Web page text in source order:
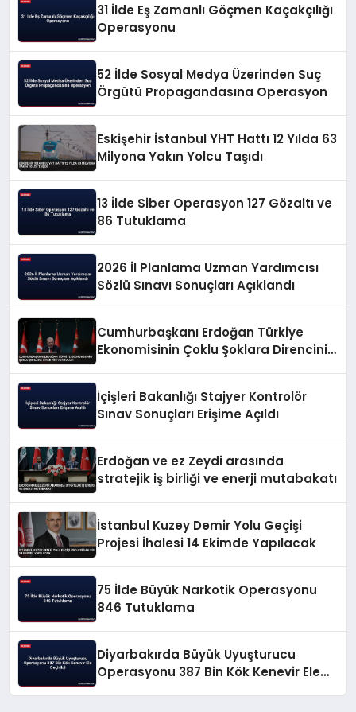
31 İlde Eş Zamanlı Göçmen Kaçakçılığı
Operasyonu
52 İlde Sosyal Medya Üzerinden Suç
Örgütü Propagandasına Operasyon
Eskişehir İstanbul YHT Hattı 12 Yılda 63
Milyona Yakın Yolcu Taşıdı
13 İlde Siber Operasyon 127 Gözaltı ve
86 Tutuklama
2026 İl Planlama Uzman Yardımcısı
Sözlü Sınavı Sonuçları Açıklandı
Cumhurbaşkanı Erdoğan Türkiye
Ekonomisinin Çoklu Şoklara Direncini
İçişleri Bakanlığı Stajyer Kontrolör
Sınav Sonuçları Erişime Açıldı
Erdoğan ve ez Zeydi arasında
stratejik iş birliği ve enerji mutabakatı
İstanbul Kuzey Demir Yolu Geçişi
Projesi İhalesi 14 Ekimde Yapılacak
75 İlde Büyük Narkotik Operasyonu
846 Tutuklama
Diyarbakırda Büyük Uyuşturucu
Operasyonu 387 Bin Kök Kenevir Ele